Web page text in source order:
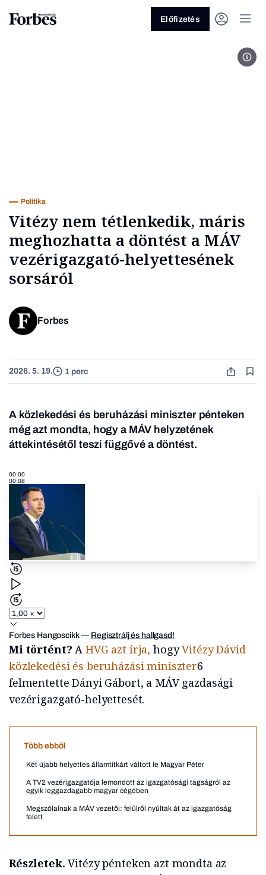
Előfizetés
Politika
Vitézy nem tétlenkedik, máris
meghozhatta a döntést a MÁV
vezérigazgató-helyettesének
sorsáról
Forbes
2026. 5. 19. 1 perc
A közlekedési és beruházási miniszter pénteken
még azt mondta, hogy a MÁV helyzetének
áttekintésétől teszi függővé a döntést.
00:00
00:08
Forbes Hangoscikk— Regisztrálj és hallgasd!
Mi történt? A HVG azt írja, hogyVitézy Dávid
közlekedési és beruházási miniszter6
felmentette Dányi Gábort, a MÁV gazdasági
vezérigazgató-helyettesét.
Több ebből
Két újabb helyettes államtitkárt váltott le Magyar Péter
A TV2 vezérigazgatója lemondott az igazgatósági tagságról az
egyik leggazdagabb magyar cégében
Megszólalnak a MÁV vezetői: felülről nyúltak át az igazgatóság
felett
Részletek. Vitézy pénteken azt mondta az